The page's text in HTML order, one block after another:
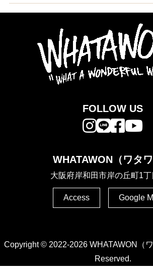
FOLLOW US
WHATAWON（ワタワ
大阪府岸和田市岸の丘町1丁
Access Google
Copyright © 2022-2026 WHATAWON（
Reserved.